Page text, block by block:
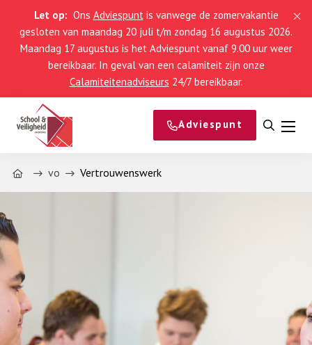
Let op: Ons Adviespuntis vanwege de zomervakantie
gesloten van maandag 20 juli t/m zondag 16 augustus 2026.
Maandag 17 augustus is het Adviespunt vanaf 9.00 uur weer
bereikbaar. In geval van een calamiteit zijn onze
Calamiteitenadviseurs 24/7 bereikbaar.
Adviespunt
Open
Home vo Vertrouwenswerk